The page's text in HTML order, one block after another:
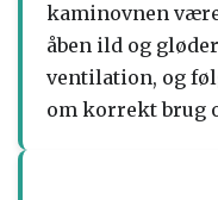
kaminovnen
åben ild og
ventilation, og
om korrekt brug